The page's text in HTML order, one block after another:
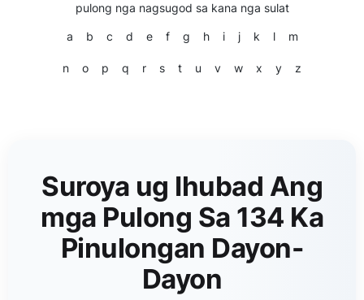
pulong nga nagsugod sa kana nga sulat
a b c d e f g h i j k l m
n o p q r s t u v w x y z
Suroya ug Ihubad Ang
mga Pulong Sa 134 Ka
Pinulongan Dayon-
Dayon